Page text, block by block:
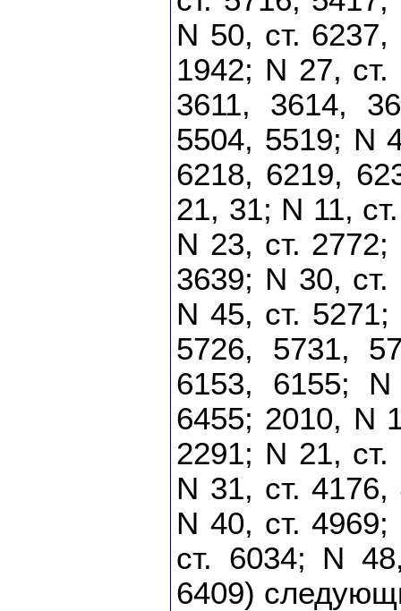
N 50, ст.
1942; N 27,
3611, 3614,
5504, 5519; N
6218, 6219,
21, 31; N 11,
N 23, ст.
3639; N 30,
N 45, ст.
5726, 5731,
6153, 6155;
6455; 2010, N
2291; N 21,
N 31, ст.
N 40, ст.
ст. 6034; N
6409)